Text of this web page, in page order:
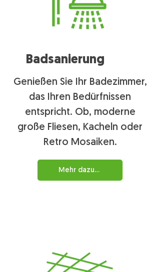
Badsanierung
Genießen Sie Ihr Badezimmer,
das Ihren Bedürfnissen
entspricht. Ob, moderne
große Fliesen, Kacheln oder
Retro Mosaiken.
Mehr dazu...